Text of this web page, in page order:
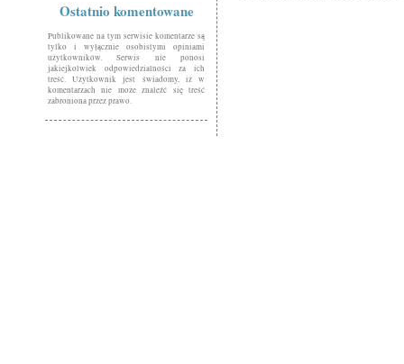
Ostatnio komentowane
Publikowane na tym serwisie komentarze są
tylko i wyłącznie osobistymi opiniami
użytkowników. Serwis nie ponosi
jakiejkolwiek odpowiedzialności za ich
treść. Użytkownik jest świadomy, iż w
komentarzach nie może znaleźć się treść
zabroniona przez prawo.